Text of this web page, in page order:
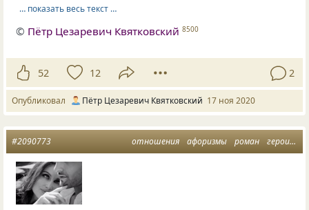
… показать весь текст …
© Пётр Цезаревич Квятковский 8500
52 12 2
Опубликовал Пётр Цезаревич Квятковский 17 ноя 2020
отношения афоризмы роман герои
#2090773